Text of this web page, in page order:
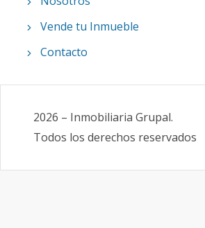
Vende tu Inmueble
Contacto
2026 – Inmobiliaria Grupal.
Todos los derechos reservados